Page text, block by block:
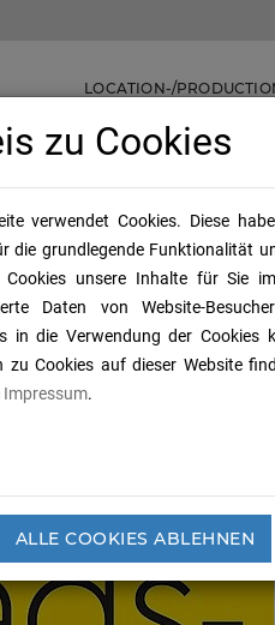
LOCATION-/
Übersicht
zu Cookies
verwendet Cookies. Diese
die grundlegende Funktionalität
unsere Inhalte für Sie
Daten von Website-
in die Verwendung der Cookies
zu Cookies auf dieser Website
Impressum.
ALLE COOKIES ABLEHNEN